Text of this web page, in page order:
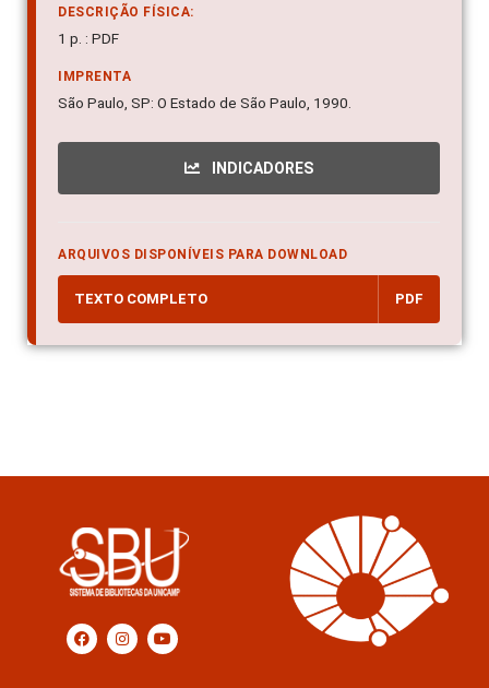
DESCRIÇÃO FÍSICA:
1 p. : PDF
IMPRENTA
São Paulo, SP: O Estado de São Paulo, 1990.
INDICADORES
ARQUIVOS DISPONÍVEIS PARA DOWNLOAD
TEXTO COMPLETO PDF